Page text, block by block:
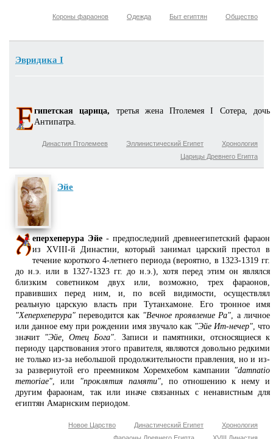
Общество
Быт египтян
Одежда
Короны фараонов
Эвридика I
гипетская царица, третья жена Птолемея I Сотера, дочь
Антипатра.
Хронология
Эллинистический Египет
Династия Птолемеев
Царицы Древнего Египта
Эйе
еперхеперура Эйе - предпоследний древнеегипетский фараон
из XVIII-й Династии, который занимал царский престол в
течение короткого 4-летнего периода (вероятно, в 1323-1319 гг.
до н.э. или в 1327-1323 гг. до н.э.), хотя перед этим он являлся
близким советником двух или, возможно, трех фараонов,
правивших перед ним, и, по всей видимости, осуществлял
реальную царскую власть при Тутанхамоне. Его тронное имя
"Хеперхеперура" переводится как "Вечное проявление Ра" , а личное
или данное ему при рождении имя звучало как "Эйе Ит-нечер", что
значит "Эйе, Отец Бога" . Записи и памятники, отсносящиеся к
периоду царствования этого правителя, являются довольно редкими
не только из-за небольшой продолжительности правления, но и из-
за развернутой его преемником Хоремхебом кампании "damnatio
memoriae" , или "проклятия памяти", по отношению к нему и
другим фараонам, так или иначе связанных с ненавистным для
египтян Амарнским периодом.
Хронология
Династический Египет
Новое Царство